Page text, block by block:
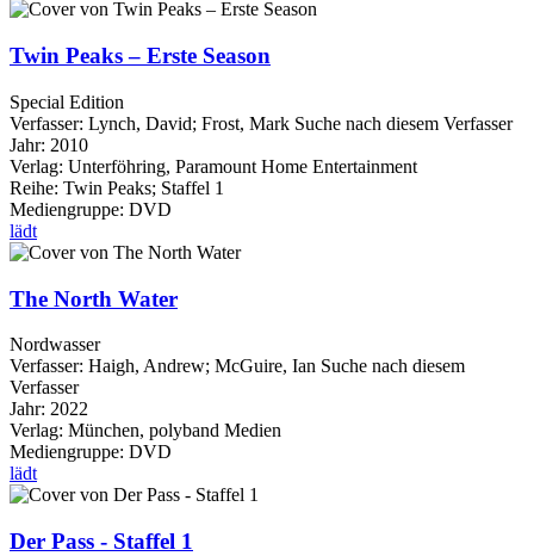
Twin Peaks – Erste Season
Special Edition
Verfasser: Lynch, David; Frost, Mark Suche nach diesem Verfasser
Jahr: 2010
Verlag: Unterföhring, Paramount Home Entertainment
Reihe: Twin Peaks; Staffel 1
Mediengruppe: DVD
lädt
The North Water
Nordwasser
Verfasser: Haigh, Andrew; McGuire, Ian Suche nach diesem
Verfasser
Jahr: 2022
Verlag: München, polyband Medien
Mediengruppe: DVD
lädt
Der Pass - Staffel 1